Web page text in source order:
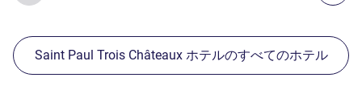
Saint Paul Trois Châteaux ホテルのすべてのホテル